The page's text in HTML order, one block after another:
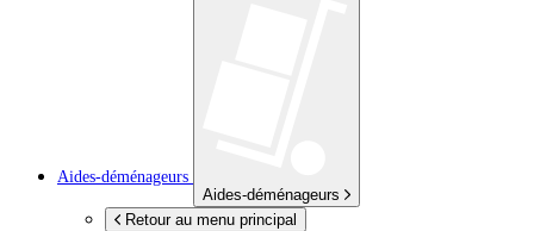
Aides-déménageurs
Aides-déménageurs
Retour au menu principal